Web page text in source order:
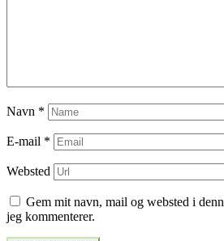
Navn *
E-mail *
Websted
Gem mit navn, mail og websted i
jeg kommenterer.